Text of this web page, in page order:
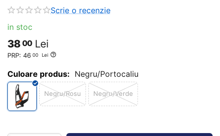
Scrie o recenzie
in stoc
3800 Lei
PRP: 46 00 Lei
Culoare produs: Negru/Portocaliu
Negru/Rosu Negru/Verde